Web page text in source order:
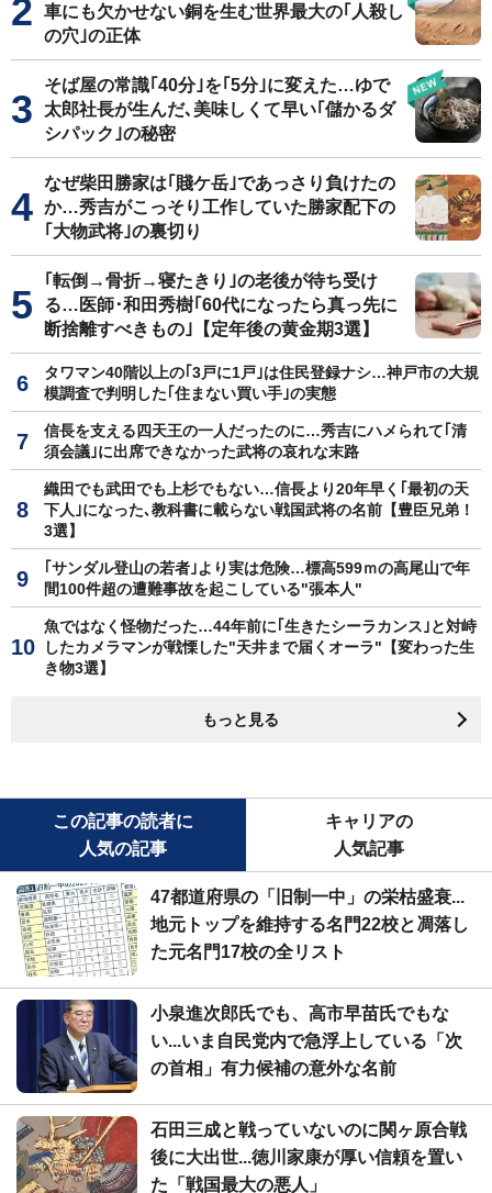
車にも欠かせない銅を生む世界最大の｢人殺し
の穴｣の正体
そば屋の常識｢40分｣を｢5分｣に変えた…ゆで
太郎社長が生んだ､美味しくて早い｢儲かるダ
シパック｣の秘密
なぜ柴田勝家は｢賤ケ岳｣であっさり負けたの
か…秀吉がこっそり工作していた勝家配下の
｢大物武将｣の裏切り
｢転倒→骨折→寝たきり｣の老後が待ち受け
る…医師･和田秀樹｢60代になったら真っ先に
断捨離すべきもの｣【定年後の黄金期3選】
タワマン40階以上の｢3戸に1戸｣は住民登録ナシ…神戸市の大規
模調査で判明した｢住まない買い手｣の実態
信長を支える四天王の一人だったのに…秀吉にハメられて｢清
須会議｣に出席できなかった武将の哀れな末路
織田でも武田でも上杉でもない…信長より20年早く｢最初の天
下人｣になった､教科書に載らない戦国武将の名前【豊臣兄弟！
3選】
｢サンダル登山の若者｣より実は危険…標高599ｍの高尾山で年
間100件超の遭難事故を起こしている"張本人"
魚ではなく怪物だった…44年前に｢生きたシーラカンス｣と対峙
したカメラマンが戦慄した"天井まで届くオーラ"【変わった生
き物3選】
もっと見る
この記事の読者に
人気の記事
キャリアの
人気記事
47都道府県の「旧制一中」の栄枯盛衰...
地元トップを維持する名門22校と凋落し
た元名門17校の全リスト
小泉進次郎氏でも、高市早苗氏でもな
い...いま自民党内で急浮上している「次
の首相」有力候補の意外な名前
石田三成と戦っていないのに関ヶ原合戦
後に大出世...徳川家康が厚い信頼を置い
た「戦国最大の悪人」